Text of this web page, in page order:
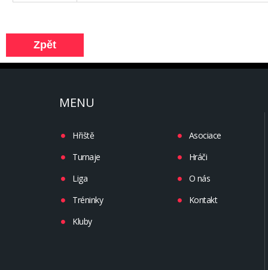
MENU
Hřiště
Turnaje
Liga
Tréninky
Kluby
Asociace
Hráči
O nás
Kontakt